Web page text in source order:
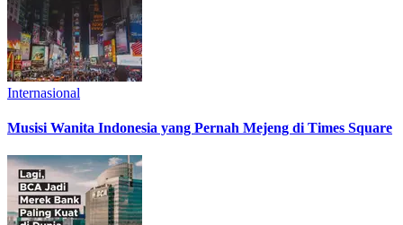
Internasional
Musisi Wanita Indonesia yang Pernah Mejeng di Times Square